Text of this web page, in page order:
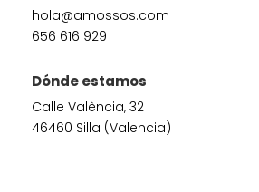
hola@amossos.com
656 616 929
Dónde estamos
Calle València, 32
46460 Silla (Valencia)